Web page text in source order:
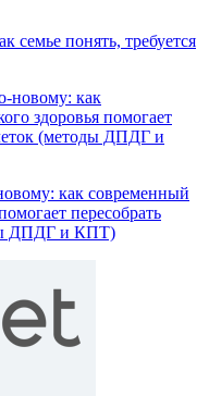
семье понять, требуется
как современный
пересобрать
ДПДГ и КПТ)